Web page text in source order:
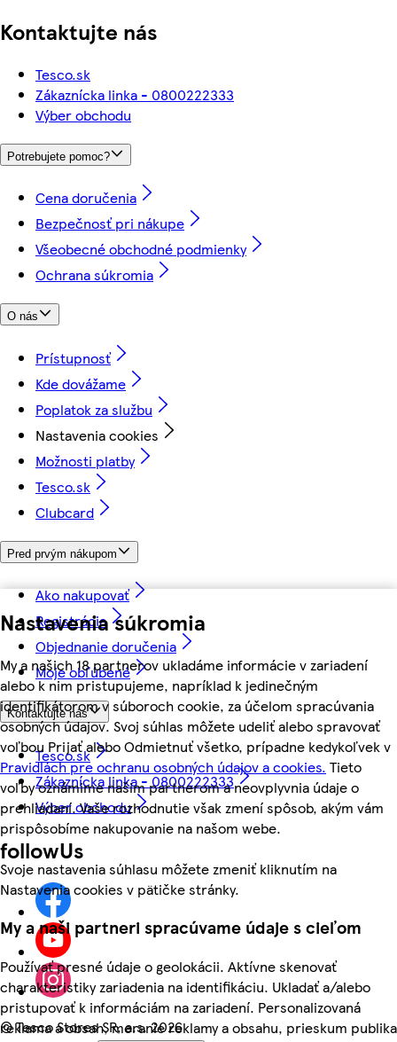
Nastavenia súkromia
My a našich 18 partnerov ukladáme informácie v zariadení
alebo k nim pristupujeme, napríklad k jedinečným
identifikátorom v súboroch cookie, za účelom spracúvania
osobných údajov. Svoj súhlas môžete udeliť alebo spravovať
voľbou Prijať alebo Odmietnuť všetko, prípadne kedykoľvek v
Pravidlách pre ochranu osobných údajov a cookies. Tieto
voľby oznámime našim partnerom a neovplyvnia údaje o
prehliadaní. Vaše rozhodnutie však zmení spôsob, akým vám
prispôsobíme nakupovanie na našom webe.
Svoje nastavenia súhlasu môžete zmeniť kliknutím na
Nastavenia cookies v pätičke stránky.
My a naši partneri spracúvame údaje s cieľom
Používať presné údaje o geolokácii. Aktívne skenovať
charakteristiky zariadenia na identifikáciu. Ukladať a/alebo
pristupovať k informáciám na zariadení. Personalizovaná
reklama a obsah, meranie reklamy a obsahu, prieskum publika
Kontaktujte nás
Tesco.sk
Zákaznícka linka - 0800222333
Výber obchodu
Potrebujete pomoc?
Cena doručenia
Bezpečnosť pri nákupe
Všeobecné obchodné podmienky
Ochrana súkromia
O nás
Prístupnosť
Kde dovážame
Poplatok za službu
Nastavenia cookies
Možnosti platby
Tesco.sk
Clubcard
Pred prvým nákupom
Ako nakupovať
Registrácia
Objednanie doručenia
Moje obľúbené
Kontaktujte nás
Tesco.sk
Zákaznícka linka - 0800222333
Výber obchodu
followUs
©Tesco Stores SR, a.s. 2026